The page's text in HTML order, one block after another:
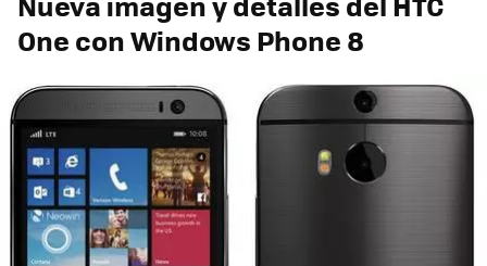
One con Windows Phone 8